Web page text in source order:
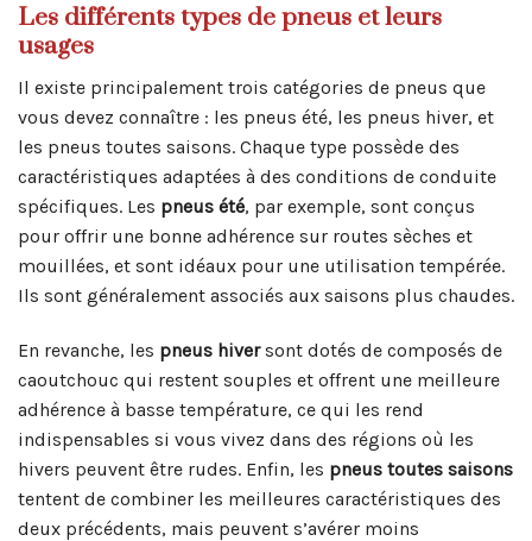
Les différents types de pneus et leurs
usages
Il existe principalement trois catégories de pneus que
vous devez connaître : les pneus été, les pneus hiver, et
les pneus toutes saisons. Chaque type possède des
caractéristiques adaptées à des conditions de conduite
spécifiques. Les pneus été, par exemple, sont conçus
pour offrir une bonne adhérence sur routes sèches et
mouillées, et sont idéaux pour une utilisation tempérée.
Ils sont généralement associés aux saisons plus chaudes.
En revanche, les pneus hiversont dotés de composés de
caoutchouc qui restent souples et offrent une meilleure
adhérence à basse température, ce qui les rend
indispensables si vous vivez dans des régions où les
hivers peuvent être rudes. Enfin, les pneus toutes saisons
tentent de combiner les meilleures caractéristiques des
deux précédents, mais peuvent s’avérer moins